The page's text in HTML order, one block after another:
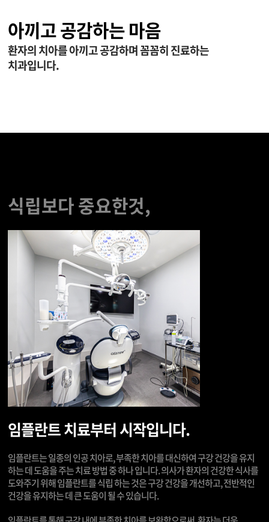
아끼고 공감하는 마음
환자의 치아를 아끼고 공감하며 꼼꼼히 진료하는
치과입니다.
식립보다 중요한것,
임플란트 치료부터 시작입니다.
임플란트는 일종의 인공 치아로, 부족한 치아를 대신하여 구강 건강을 유지
하는 데 도움을 주는 치료 방법 중 하나 입니다. 의사가 환자의 건강한 식사를
도와주기 위해 임플란트를 식립 하는 것은 구강 건강을 개선하고, 전반적인
건강을 유지하는 데 큰 도움이 될 수 있습니다.